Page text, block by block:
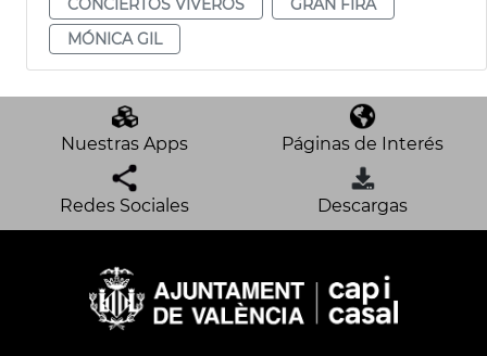
MÓNICA GIL
Nuestras Apps Páginas de Interés
Redes Sociales Descargas